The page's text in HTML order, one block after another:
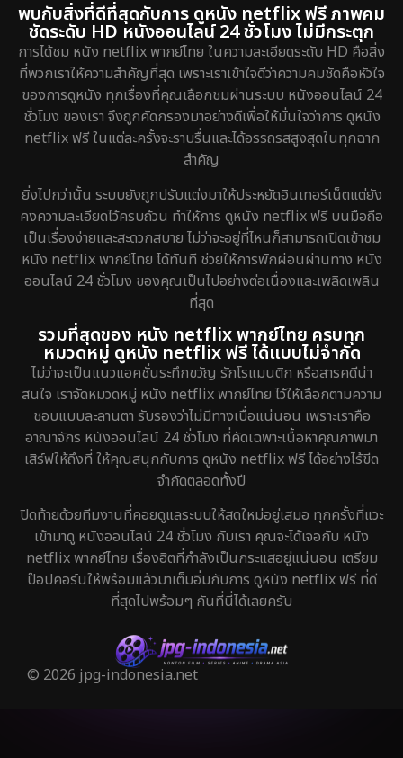
พบกับสิ่งที่ดีที่สุดกับการ ดูหนัง netflix ฟรี ภาพคม
ชัดระดับ HD หนังออนไลน์ 24 ชั่วโมง ไม่มีกระตุก
การได้ชม หนัง netflix พากย์ไทย ในความละเอียดระดับ HD คือสิ่ง
ที่พวกเราให้ความสำคัญที่สุด เพราะเราเข้าใจดีว่าความคมชัดคือหัวใจ
ของการดูหนัง ทุกเรื่องที่คุณเลือกชมผ่านระบบ หนังออนไลน์ 24
ชั่วโมง ของเรา จึงถูกคัดกรองมาอย่างดีเพื่อให้มั่นใจว่าการ ดูหนัง
netflix ฟรี ในแต่ละครั้งจะราบรื่นและได้อรรถรสสูงสุดในทุกฉาก
สำคัญ
ยิ่งไปกว่านั้น ระบบยังถูกปรับแต่งมาให้ประหยัดอินเทอร์เน็ตแต่ยัง
คงความละเอียดไว้ครบถ้วน ทำให้การ ดูหนัง netflix ฟรี บนมือถือ
เป็นเรื่องง่ายและสะดวกสบาย ไม่ว่าจะอยู่ที่ไหนก็สามารถเปิดเข้าชม
หนัง netflix พากย์ไทย ได้ทันที ช่วยให้การพักผ่อนผ่านทาง หนัง
ออนไลน์ 24 ชั่วโมง ของคุณเป็นไปอย่างต่อเนื่องและเพลิดเพลิน
ที่สุด
รวมที่สุดของ หนัง netflix พากย์ไทย ครบทุก
หมวดหมู่ ดูหนัง netflix ฟรี ได้แบบไม่จำกัด
ไม่ว่าจะเป็นแนวแอคชั่นระทึกขวัญ รักโรแมนติก หรือสารคดีน่า
สนใจ เราจัดหมวดหมู่ หนัง netflix พากย์ไทย ไว้ให้เลือกตามความ
ชอบแบบละลานตา รับรองว่าไม่มีทางเบื่อแน่นอน เพราะเราคือ
อาณาจักร หนังออนไลน์ 24 ชั่วโมง ที่คัดเฉพาะเนื้อหาคุณภาพมา
เสิร์ฟให้ถึงที่ ให้คุณสนุกกับการ ดูหนัง netflix ฟรี ได้อย่างไร้ขีด
จำกัดตลอดทั้งปี
ปิดท้ายด้วยทีมงานที่คอยดูแลระบบให้สดใหม่อยู่เสมอ ทุกครั้งที่แวะ
เข้ามาดู หนังออนไลน์ 24 ชั่วโมง กับเรา คุณจะได้เจอกับ หนัง
netflix พากย์ไทย เรื่องฮิตที่กำลังเป็นกระแสอยู่แน่นอน เตรียม
ป๊อปคอร์นให้พร้อมแล้วมาเต็มอิ่มกับการ ดูหนัง netflix ฟรี ที่ดี
ที่สุดไปพร้อมๆ กันที่นี่ได้เลยครับ
© 2026 jpg-indonesia.net